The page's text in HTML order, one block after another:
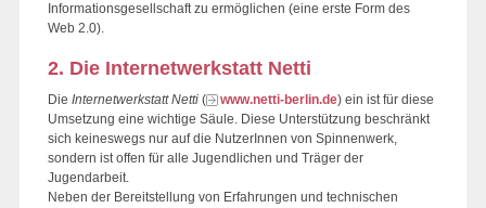
Informationsgesellschaft zu ermöglichen (eine erste Form des
Web 2.0).
2. Die Internetwerkstatt Netti
Die Internetwerkstatt Netti ( www.netti-berlin.de) ein ist für diese
Umsetzung eine wichtige Säule. Diese Unterstützung beschränkt
sich keineswegs nur auf die NutzerInnen von Spinnenwerk,
sondern ist offen für alle Jugendlichen und Träger der
Jugendarbeit.
Neben der Bereitstellung von Erfahrungen und technischen